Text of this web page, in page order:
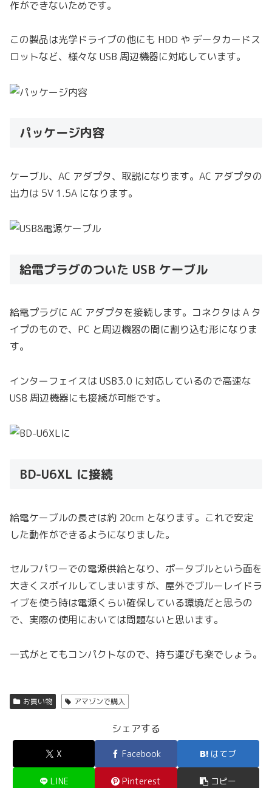
作ができないためです。
この製品は光学ドライブの他にも HDD や データカードス
ロットなど、様々な USB 周辺機器に対応しています。
パッケージ内容
ケーブル、AC アダプタ、取説になります。AC アダプタの
出力は 5V 1.5A になります。
給電プラグのついた USB ケーブル
給電プラグに AC アダプタを接続します。コネクタは A タ
イプのもので、PC と周辺機器の間に割り込む形になりま
す。
インターフェイスは USB3.0 に対応しているので高速な
USB 周辺機器にも接続が可能です。
BD-U6XL に接続
給電ケーブルの長さは約 20cm となります。これで安定
した動作ができるようになりました。
セルフパワーでの電源供給となり、ポータブルという面を
大きくスポイルしてしまいますが、屋外でブルーレイドラ
イブを使う時は電源くらい確保している環境だと思うの
で、実際の使用においては問題ないと思います。
一式がとてもコンパクトなので、持ち運びも楽でしょう。
お買い物 アマゾンで購入
シェアする
X Facebook はてブ
LINE Pinterest コピー